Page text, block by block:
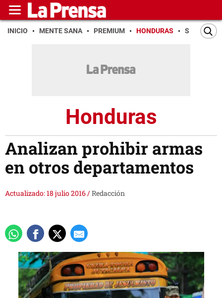
INICIO MENTE SANA PREMIUM HONDURAS SAN PEDRO
Honduras
Analizan prohibir armas
en otros departamentos
Actualizado: 18 julio 2016/Redacción